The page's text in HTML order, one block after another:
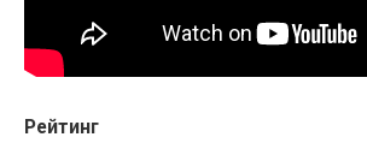
Рейтинг